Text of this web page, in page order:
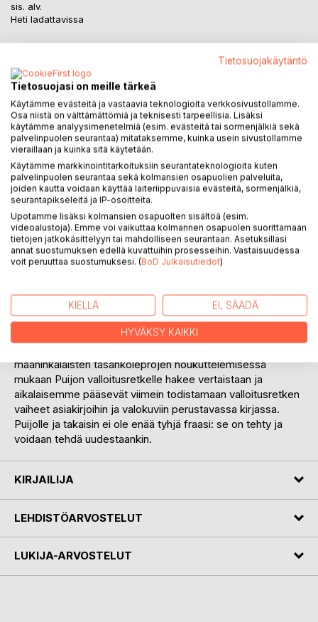
sis. alv.
Heti ladattavissa
Lisää muistilistalle
Arvostele tuote
KUVAUS
ratkaisumallina. Puijolle kapuamisen haastetta on pidetty
merkillisen suurena, jonka vuoksi Puijon valloitusretki ei
todennäköisesti olisi onnistunut ilman ylioppilasta ja hänen
maaninkalaisten tasankoleprojen houkuttelemisessa
mukaan Puijon valloitusretkelle hakee vertaistaan ja
aikalaisemme pääsevät viimein todistamaan valloitusretken
vaiheet asiakirjoihin ja valokuviin perustavassa kirjassa.
Puijolle ja takaisin ei ole enää tyhjä fraasi: se on tehty ja
voidaan tehdä uudestaankin.
KIRJAILIJA
LEHDISTÖARVOSTELUT
LUKIJA-ARVOSTELUT
Tietosuojakäytäntö
Tietosuojasi on meille tärkeä
Käytämme evästeitä ja vastaavia teknologioita verkkosivustollamme.
Osa niistä on välttämättömiä ja teknisesti tarpeellisia. Lisäksi
käytämme analyysimenetelmiä (esim. evästeitä tai sormenjälkiä sekä
palvelinpuolen seurantaa) mitataksemme, kuinka usein sivustollamme
vieraillaan ja kuinka sitä käytetään.
Käytämme markkinointitarkoituksiin seurantateknologioita kuten
palvelinpuolen seurantaa sekä kolmansien osapuolien palveluita,
joiden kautta voidaan käyttää laiteriippuvaisia evästeitä, sormenjälkiä,
seurantapikseleitä ja IP-osoitteita.
Upotamme lisäksi kolmansien osapuolten sisältöä (esim.
videoalustoja). Emme voi vaikuttaa kolmannen osapuolen suorittamaan
tietojen jatkokäsittelyyn tai mahdolliseen seurantaan. Asetuksillasi
annat suostumuksen edellä kuvattuihin prosesseihin. Vastaisuudessa
voit peruuttaa suostumuksesi. (BoD Julkaisutiedot)
KIELLÄ EI, SÄÄDÄ
HYVÄKSY KAIKKI